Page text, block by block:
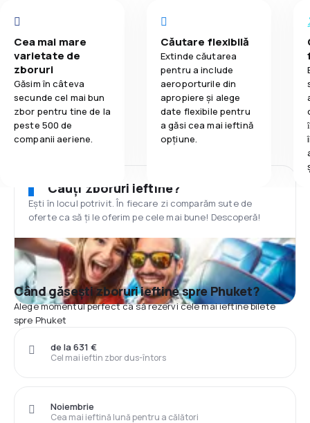
Cea mai mare
varietate de
zboruri
Găsim în câteva
secunde cel mai bun
zbor pentru tine de la
peste 500 de
companii aeriene.
Căutare flexibilă
Extinde căutarea
pentru a include
aeroporturile din
apropiere și alege
date flexibile pentru
a găsi cea mai ieftină
opțiune.
Cauți zboruri ieftine?
Ești în locul potrivit. În fiecare zi comparăm sute de
oferte ca să ți le oferim pe cele mai bune! Descoperă!
Când găsești zboruri ieftine spre Phuket?
Alege momentul perfect ca să rezervi cele mai ieftine bilete
spre Phuket
Cel mai ieftin zbor dus-întors
de la 631 €
Cea mai ieftină lună pentru a călători
Noiembrie